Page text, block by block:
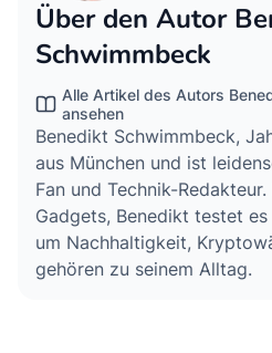
Über den Autor
Schwimmbeck
Alle Artikel des Autors
ansehen
Benedikt Schwimmbeck,
aus München und ist
Fan und Technik-
Gadgets, Benedikt testet
um Nachhaltigkeit,
gehören zu seinem Alltag.